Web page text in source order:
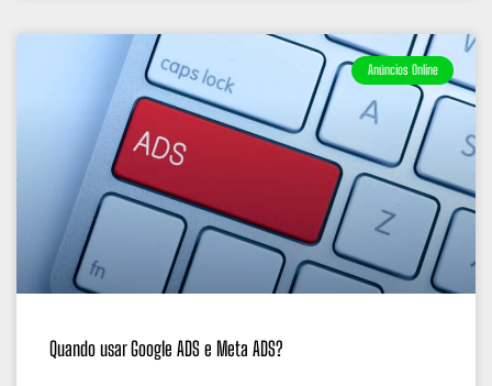
Anúncios Online
Quando usar Google ADS e Meta ADS?